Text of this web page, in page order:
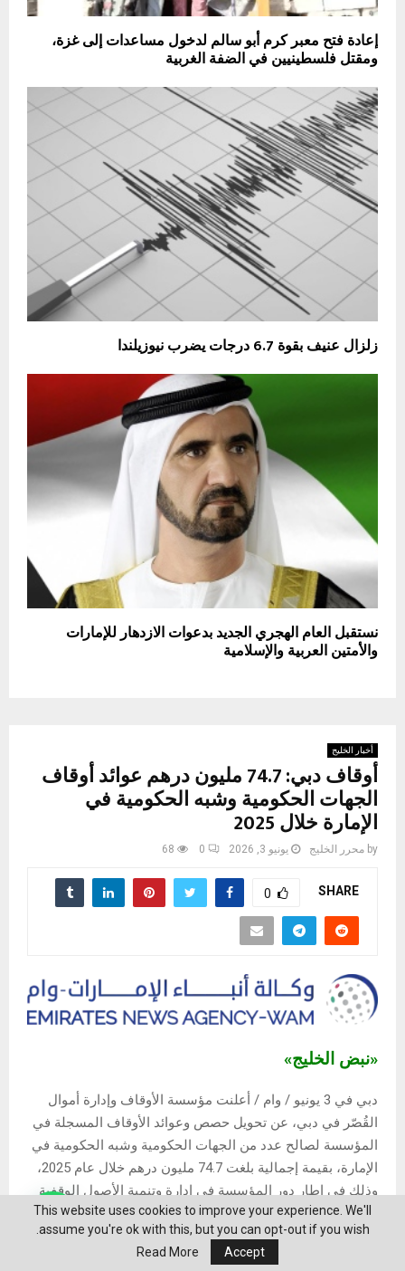
إعادة فتح معبر كرم أبو سالم لدخول مساعدات إلى غزة،
ومقتل فلسطينيين في الضفة الغربية
زلزال عنيف بقوة 6.7 درجات يضرب نيوزيلندا
نستقبل العام الهجري الجديد بدعوات الازدهار للإمارات
والأمتين العربية والإسلامية
أخبار الخليج
أوقاف دبي: 74.7 مليون درهم عوائد أوقاف
الجهات الحكومية وشبه الحكومية في
الإمارة خلال 2025
by محرر الخليج يونيو 3, 2026 0
68
SHARE
0
«نبض الخليج»
دبي في 3 يونيو / وام / أعلنت مؤسسة الأوقاف وإدارة أموال
القُصّر في دبي، عن تحويل حصص وعوائد الأوقاف المسجلة في
المؤسسة لصالح عدد من الجهات الحكومية وشبه الحكومية في
الإمارة، بقيمة إجمالية بلغت 74.7 مليون درهم خلال عام 2025،
وذلك في إطار دور المؤسسة في إدارة وتنمية الأصول الوقفية
وتعزيز أثرها المجتمعي المستدام.
وتوزعت العوائد الوقفية على تسع جهات ومؤسسات، من بينها
This website uses cookies to improve your experience. We'll
assume you're ok with this, but you can opt-out if you wish.
Accept
Read More